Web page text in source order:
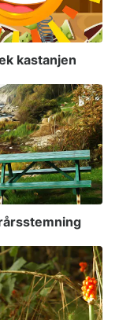
kastanjen